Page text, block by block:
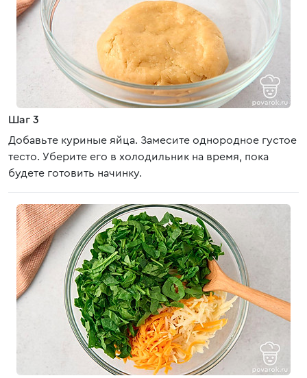
Шаг 3
Добавьте куриные яйца. Замесите однородное густое
тесто. Уберите его в холодильник на время, пока
будете готовить начинку.